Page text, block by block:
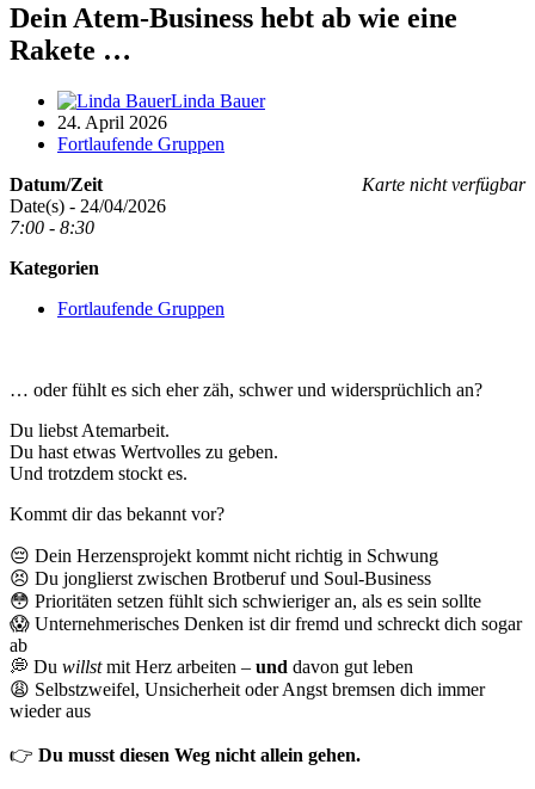
Dein Atem-Business hebt ab wie eine
Rakete …
Linda Bauer
24. April 2026
Fortlaufende Gruppen
Karte nicht verfügbar
Datum/Zeit
Date(s) - 24/04/2026
7:00 - 8:30
Kategorien
Fortlaufende Gruppen
… oder fühlt es sich eher zäh, schwer und widersprüchlich an?
Du liebst Atemarbeit.
Du hast etwas Wertvolles zu geben.
Und trotzdem stockt es.
Kommt dir das bekannt vor?
😔 Dein Herzensprojekt kommt nicht richtig in Schwung
😣 Du jonglierst zwischen Brotberuf und Soul-Business
😳 Prioritäten setzen fühlt sich schwieriger an, als es sein sollte
😱 Unternehmerisches Denken ist dir fremd und schreckt dich sogar
ab
💭 Du willstmit Herz arbeiten – und davon gut leben
😩 Selbstzweifel, Unsicherheit oder Angst bremsen dich immer
wieder aus
👉 Du musst diesen Weg nicht allein gehen.